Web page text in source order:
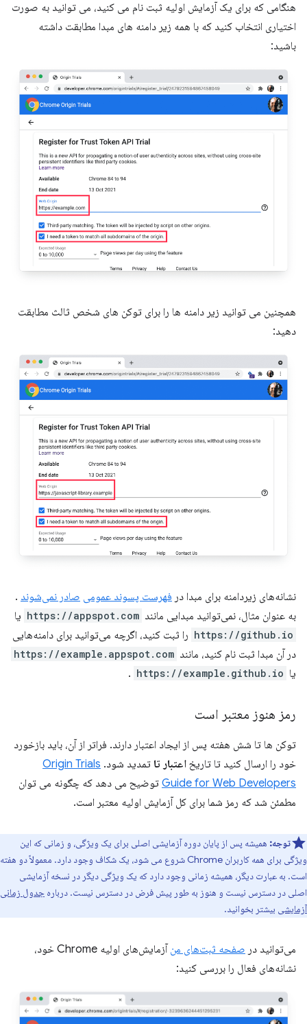
هنگامی که برای یک آزمایش اولیه ثبت نام می کنید، می توانید به صورت
اختیاری انتخاب کنید که با همه زیر دامنه های مبدا مطابقت داشته
باشید:
همچنین می توانید زیر دامنه ها را برای توکن های شخص ثالث مطابقت
دهید:
نشانه‌های زیردامنه برای مبدا در فهرست پسوند عمومی صادر نمی‌شوند .
به عنوان مثال، نمی‌توانید مبدایی مانند https://appspot.com یا
https://github.io را ثبت کنید، اگرچه می‌توانید برای دامنه‌هایی
در آن مبدا ثبت نام کنید، مانند https://example.appspot.com
یا https://example.github.io
.
رمز هنوز معتبر است
توکن ها تا شش هفته پس از ایجاد اعتبار دارند. فراتر از آن، باید بازخورد
خود را ارسال کنید تا تاریخ اعتبار تا تمدید شود. Origin Trials
Guide for Web Developers توضیح می دهد که چگونه می توان
مطمئن شد که رمز شما برای کل آزمایش اولیه معتبر است.
توجه: همیشه پس از پایان دوره آزمایشی اصلی برای یک ویژگی، و زمانی که این
ویژگی برای همه کاربران Chrome شروع می شود، یک شکاف وجود دارد. معمولاً دو هفته
است. به عبارت دیگر، همیشه زمانی وجود دارد که یک ویژگی دیگر در نسخه آزمایشی
اصلی در دسترس نیست و هنوز به طور پیش فرض در دسترس نیست. درباره جدول زمانی
آزمایشی بیشتر بخوانید.
می‌توانید در صفحه ثبت‌های من
آزمایش‌های اولیه Chrome خود،
نشانه‌های فعال را بررسی کنید: